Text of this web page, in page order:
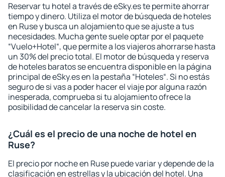
Reservar tu hotel a través de eSky.es te permite ahorrar
tiempo y dinero. Utiliza el motor de búsqueda de hoteles
en Ruse y busca un alojamiento que se ajuste a tus
necesidades. Mucha gente suele optar por el paquete
“Vuelo+Hotel“, que permite a los viajeros ahorrarse hasta
un 30% del precio total. El motor de búsqueda y reserva
de hoteles baratos se encuentra disponible en la página
principal de eSky.es en la pestaña “Hoteles“. Si no estás
seguro de si vas a poder hacer el viaje por alguna razón
inesperada, comprueba si tu alojamiento ofrece la
posibilidad de cancelar la reserva sin coste.
¿Cuál es el precio de una noche de hotel en
Ruse?
El precio por noche en Ruse puede variar y depende de la
clasificación en estrellas y la ubicación del hotel. Una